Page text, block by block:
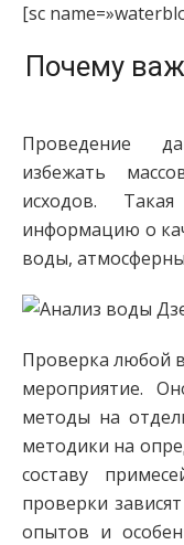
[sc
Почему
Проведение
избежать
исходов.
информацию о
воды,
Проверка любой
мероприятие.
методы на
методики на
составу
проверки
опытов и